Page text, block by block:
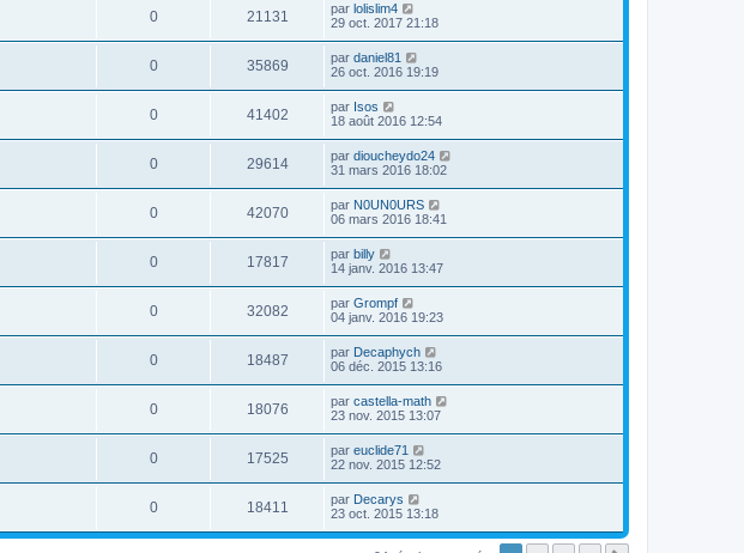
0 21131 par lolislim4
29 oct. 2017 21:18
0 35869 par daniel81
26 oct. 2016 19:19
0 41402 par Isos
18 août 2016 12:54
0 29614 par dioucheydo24
31 mars 2016 18:02
0 42070 par N0UN0URS
06 mars 2016 18:41
0 17817 par billy
14 janv. 2016 13:47
0 32082 par Grompf
04 janv. 2016 19:23
0 18487 par Decaphych
06 déc. 2015 13:16
0 18076 par castella-math
23 nov. 2015 13:07
0 17525 par euclide71
22 nov. 2015 12:52
0 18411 par Decarys
23 oct. 2015 13:18